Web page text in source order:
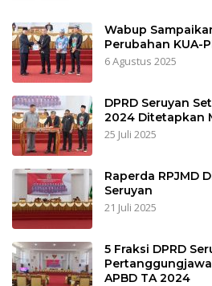
Wabup
Perubahan KUA-
6 Agustus 2025
DPRD Seruyan
2024 Ditetapkan
25 Juli 2025
Raperda RPJMD
Seruyan
21 Juli 2025
5 Fraksi DPRD
APBD TA 2024